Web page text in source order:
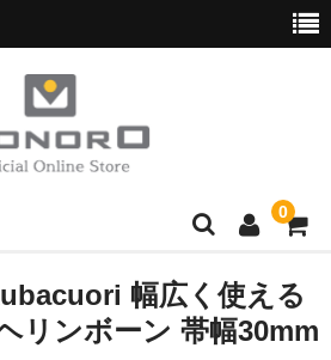
0
幅広く使える
リンボーン 帯幅30mm